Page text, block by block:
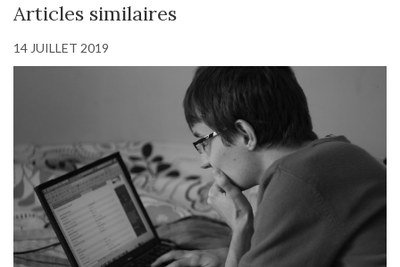
Articles similaires
14 JUILLET 2019